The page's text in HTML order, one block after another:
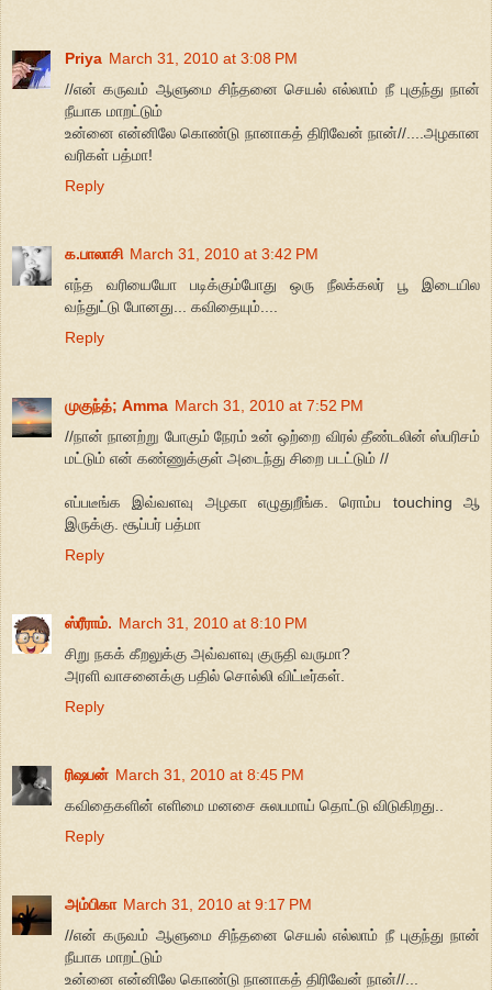
Priya March 31, 2010 at 3:08 PM
//என் கருவம் ஆளுமை சிந்தனை செயல் எல்லாம் நீ புகுந்து நான்
நீயாக மாறட்டும்
உன்னை என்னிலே கொண்டு நானாகத் திரிவேன் நான்//....அழகான
வரிகள் பத்மா!
Reply
க.பாலாசி March 31, 2010 at 3:42 PM
எந்த வரியையோ படிக்கும்போது ஒரு நீலக்கலர் பூ இடையில
வந்துட்டு போனது... கவிதையும்....
Reply
முகுந்த்; Amma March 31, 2010 at 7:52 PM
//நான் நானற்று போகும் நேரம் உன் ஒற்றை விரல் தீண்டலின் ஸ்பரிசம்
மட்டும் என் கண்ணுக்குள் அடைந்து சிறை படட்டும் //
எப்படீங்க இவ்வளவு அழகா எழுதுறீங்க. ரொம்ப touching ஆ
இருக்கு. சூப்பர் பத்மா
Reply
ஸ்ரீராம். March 31, 2010 at 8:10 PM
சிறு நகக் கீறலுக்கு அவ்வளவு குருதி வருமா?
அரளி வாசனைக்கு பதில் சொல்லி விட்டீர்கள்.
Reply
ரிஷபன் March 31, 2010 at 8:45 PM
கவிதைகளின் எளிமை மனசை சுலபமாய் தொட்டு விடுகிறது..
Reply
அம்பிகா March 31, 2010 at 9:17 PM
//என் கருவம் ஆளுமை சிந்தனை செயல் எல்லாம் நீ புகுந்து நான்
நீயாக மாறட்டும்
உன்னை என்னிலே கொண்டு நானாகத் திரிவேன் நான்//...